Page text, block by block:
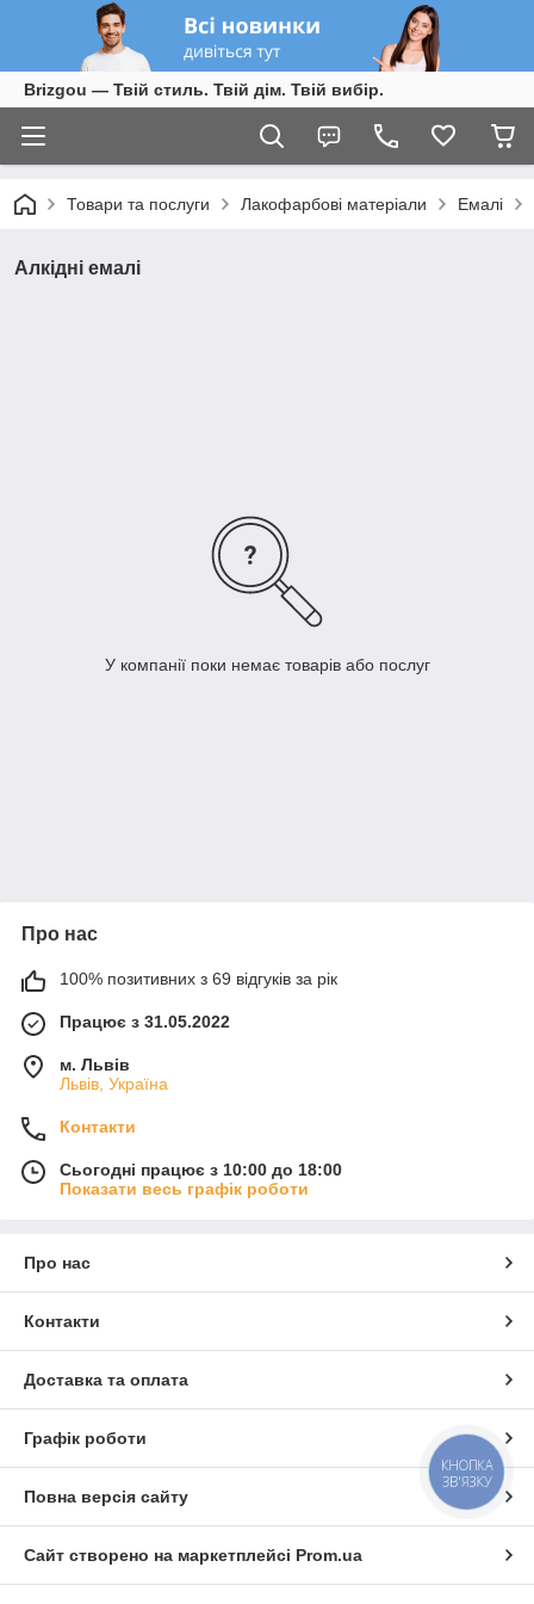
Brizgou — Твій стиль. Твій дім. Твій вибір.
Товари та послуги Лакофарбові матеріали Емалі
Алкідні емалі
У компанії поки немає товарів або послуг
Про нас
100% позитивних з 69 відгуків за рік
Працює з 31.05.2022
м. Львів
Львів, Україна
Контакти
Сьогодні працює з 10:00 до 18:00
Показати весь графік роботи
Про нас
Контакти
Доставка та оплата
Графік роботи
Повна версія сайту
Сайт створено на маркетплейсі Prom.ua
КНОПКА
ЗВ'ЯЗКУ